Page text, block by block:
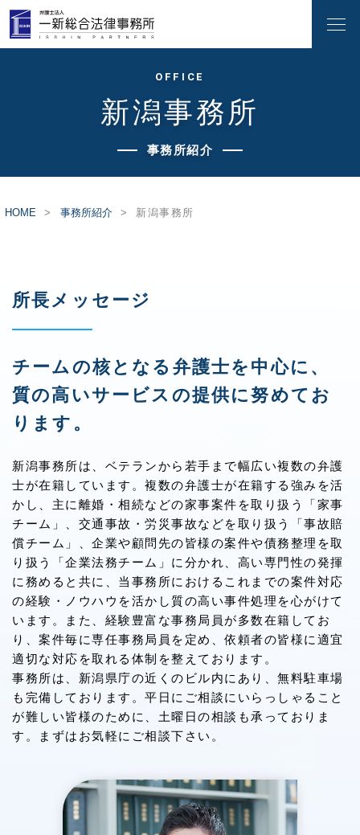
OFFICE
新潟事務所
事務所紹介
HOME 事務所紹介 新潟事務所
所長メッセージ
チームの核となる弁護士を中心に、
質の高いサービスの提供に努めてお
ります。
新潟事務所は、ベテランから若手まで幅広い複数の弁護
士が在籍しています。複数の弁護士が在籍する強みを活
かし、主に離婚・相続などの家事案件を取り扱う「家事
チーム」、交通事故・労災事故などを取り扱う「事故賠
償チーム」、企業や顧問先の皆様の案件や債務整理を取
り扱う「企業法務チーム」に分かれ、高い専門性の発揮
に務めると共に、当事務所におけるこれまでの案件対応
の経験・ノウハウを活かし質の高い事件処理を心がけて
います。また、経験豊富な事務局員が多数在籍してお
り、案件毎に専任事務局員を定め、依頼者の皆様に適宜
適切な対応を取れる体制を整えております。
事務所は、新潟県庁の近くのビル内にあり、無料駐車場
も完備しております。平日にご相談にいらっしゃること
が難しい皆様のために、土曜日の相談も承っておりま
す。まずはお気軽にご相談下さい。